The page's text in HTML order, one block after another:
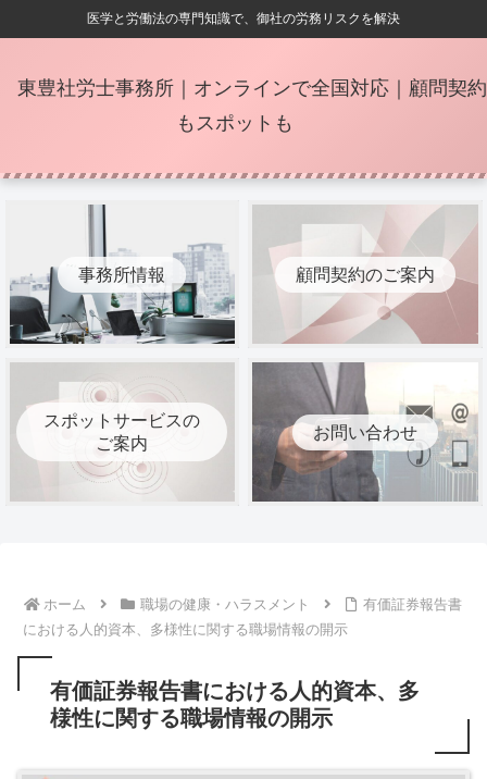
医学と労働法の専門知識で、御社の労務リスクを解決
東豊社労士事務所｜オンラインで全国対応｜顧問契約
もスポットも
事務所情報 顧問契約のご案内
スポットサービスの
ご案内
お問い合わせ
ホーム 職場の健康・ハラスメント
有価証券報告書
における人的資本、多様性に関する職場情報の開示
有価証券報告書における人的資本、多
様性に関する職場情報の開示